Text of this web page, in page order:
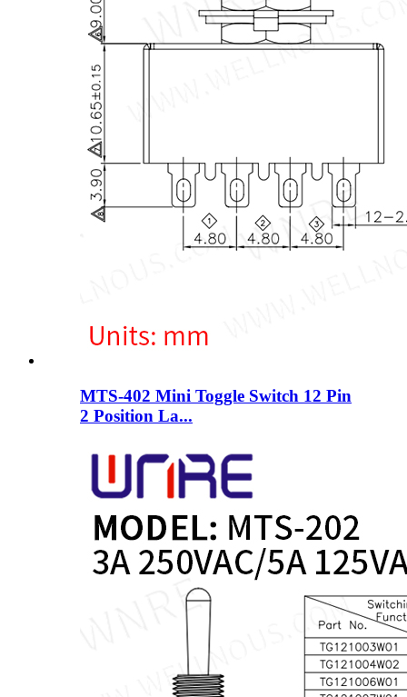
MTS-402 Mini Toggle Switch 12 Pin
2 Position La...